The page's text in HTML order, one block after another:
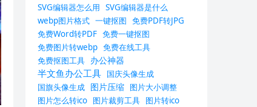
SVG编辑器怎么用 SVG编辑器是什么
webp图片格式 一键抠图 免费PDF转JPG
免费Word转PDF 免费一键抠图
免费图片转webp 免费在线工具
免费抠图工具 办公神器
半文鱼办公工具 国庆头像生成
国旗头像生成 图片压缩 图片大小调整
图片怎么转ico 图片裁剪工具 图片转ico